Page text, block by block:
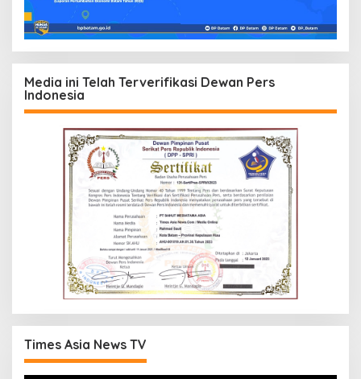
Media ini Telah Terverifikasi Dewan Pers
Indonesia
Times Asia News TV